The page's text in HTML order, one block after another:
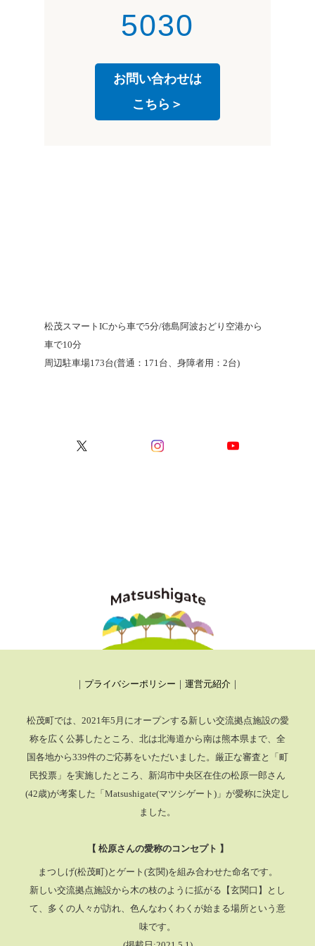
5030
お問い合わせは
こちら＞
松茂スマートICから車で5分/徳島阿波おどり空港から
車で10分
周辺駐車場173台(普通：171台、身障者用：2台)
｜ プライバシーポリシー ｜ 運営元紹介 ｜
松茂町では、2021年5月にオープンする新しい交流拠点施設の愛
称を広く公募したところ、 北は北海道から南は熊本県まで、全
国各地から339件のご応募をいただいました。厳正な審査と「町
民投票」を実施したところ、 新潟市中央区在住の松原一郎さん
(42歳)が考案した「Matsushigate(マツシゲート)」が愛称に決定し
ました。
【 松原さんの愛称のコンセプト 】
まつしげ(松茂町)とゲート(玄関)を組み合わせた命名です。
新しい交流拠点施設から木の枝のように拡がる【玄関口】とし
て、多くの人々が訪れ、色んなわくわくが始まる場所という意
味です。